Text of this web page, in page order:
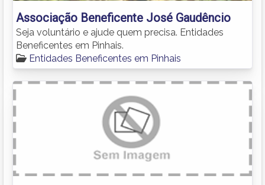
Associação Beneficente José Gaudêncio
Seja voluntário e ajude quem precisa. Entidades
Beneficentes em Pinhais.
Entidades Beneficentes em Pinhais